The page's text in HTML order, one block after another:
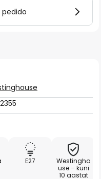
pedido
E27
Westingho
use – kuni
10 aastat